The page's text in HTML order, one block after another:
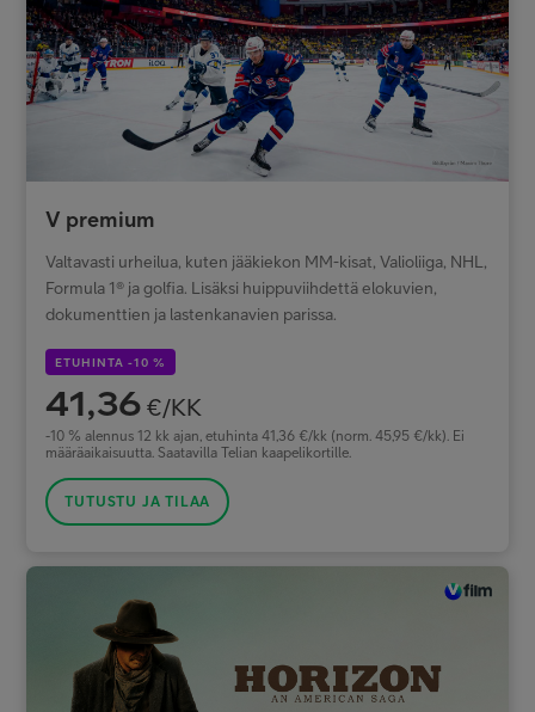
V premium
Valtavasti urheilua, kuten jääkiekon MM-kisat, Valioliiga, NHL,
Formula 1® ja golfia. Lisäksi huippuviihdettä elokuvien,
dokumenttien ja lastenkanavien parissa.
ETUHINTA -10 %
41,36 €/KK
-10 % alennus 12 kk ajan, etuhinta 41,36 €/kk (norm. 45,95 €/kk). Ei
määräaikaisuutta. Saatavilla Telian kaapelikortille.
TUTUSTU JA TILAA